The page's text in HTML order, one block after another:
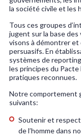
la société civile et les
Tous ces groupes
jugent sur la base
visons à démontrer
persuasifs. En
systèmes de
les principes du Pacte
pratiques reconnues.
Notre comportement
suivants:
Soutenir et
de l’homme dans